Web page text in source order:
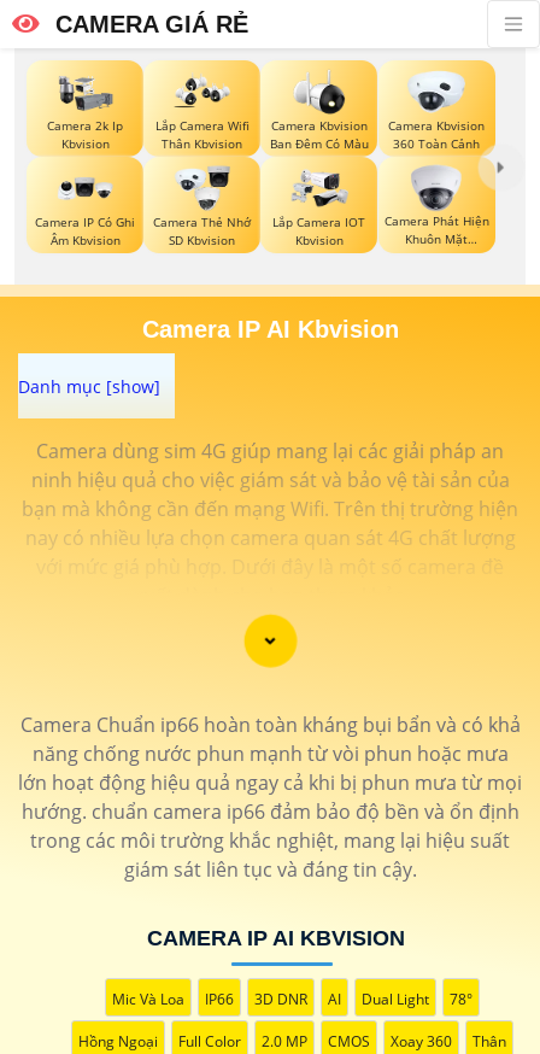
CAMERA GIÁ RẺ
Camera 2k Ip
Kbvision
Lắp Camera Wifi
Thân Kbvision
Camera Kbvision
Ban Đêm Có Màu
Camera Kbvision
360 Toàn Cảnh
Camera IP Có Ghi
Âm Kbvision
Camera Thẻ Nhớ
SD Kbvision
Lắp Camera IOT
Kbvision
Camera Phát Hiện
Khuôn Mặt
Kbvision
Camera IP AI Kbvision
Camera dùng sim 4G giúp mang lại các giải pháp an
ninh hiệu quả cho việc giám sát và bảo vệ tài sản của
bạn mà không cần đến mạng Wifi. Trên thị trường hiện
nay có nhiều lựa chọn camera quan sát 4G chất lượng
với mức giá phù hợp. Dưới đây là một số camera đề
'
Camera Chuẩn ip66 hoàn toàn kháng bụi bẩn và có khả
năng chống nước phun mạnh từ vòi phun hoặc mưa
lớn hoạt động hiệu quả ngay cả khi bị phun mưa từ mọi
hướng. chuẩn camera ip66 đảm bảo độ bền và ổn định
trong các môi trường khắc nghiệt, mang lại hiệu suất
giám sát liên tục và đáng tin cậy.
CAMERA IP AI KBVISION
Mic Và Loa IP66 3D DNR AI Dual Light 78°
Hồng Ngoại Full Color 2.0 MP CMOS Xoay 360 Thân